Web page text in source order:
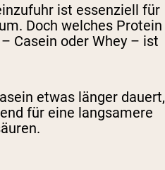
ist essenziell für
Doch welches Protein
Casein oder Whey – ist
etwas länger dauert,
für eine langsamere